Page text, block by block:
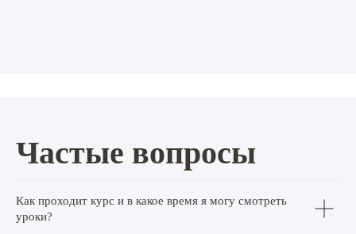
Частые вопросы
Как проходит курс и в какое время я могу смотреть
уроки?